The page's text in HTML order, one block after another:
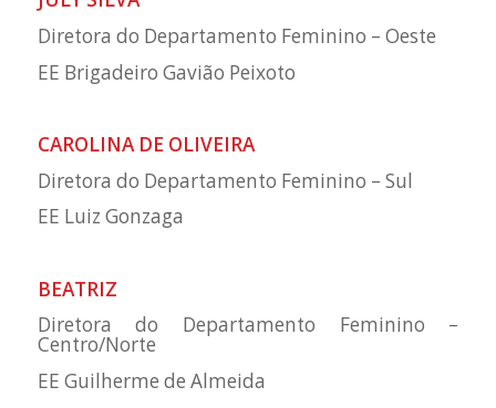
Diretora do Departamento Feminino – Oeste
EE Brigadeiro Gavião Peixoto
CAROLINA DE OLIVEIRA
Diretora do Departamento Feminino – Sul
EE Luiz Gonzaga
BEATRIZ
Diretora do Departamento Feminino –
Centro/Norte
EE Guilherme de Almeida